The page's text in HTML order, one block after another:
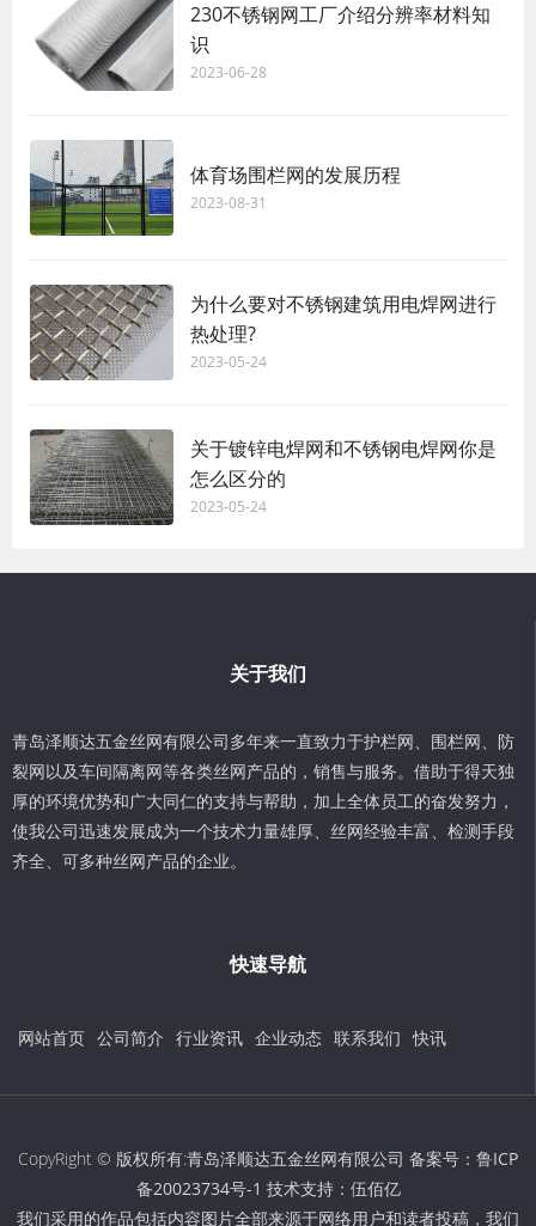
230不锈钢网工厂介绍分辨率材料知
识
2023-06-28
体育场围栏网的发展历程
2023-08-31
为什么要对不锈钢建筑用电焊网进行
热处理?
2023-05-24
关于镀锌电焊网和不锈钢电焊网你是
怎么区分的
2023-05-24
关于我们
青岛泽顺达五金丝网有限公司多年来一直致力于护栏网、围栏网、防
裂网以及车间隔离网等各类丝网产品的，销售与服务。借助于得天独
厚的环境优势和广大同仁的支持与帮助，加上全体员工的奋发努力，
使我公司迅速发展成为一个技术力量雄厚、丝网经验丰富、检测手段
齐全、可多种丝网产品的企业。
快速导航
网站首页 公司简介 行业资讯 企业动态 联系我们 快讯
CopyRight © 版权所有:青岛泽顺达五金丝网有限公司 备案号： 鲁ICP
备20023734号-1 技术支持： 伍佰亿
我们采用的作品包括内容图片全部来源于网络用户和读者投稿，我们